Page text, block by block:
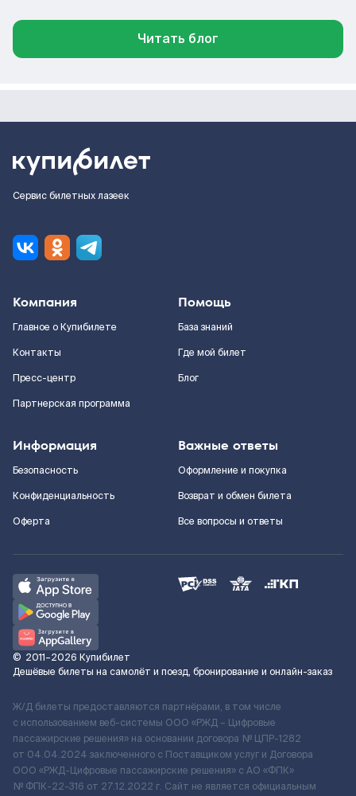
Читать блог
Сервис билетных лазеек
Компания
Главное о Купибилете
Контакты
Пресс-центр
Партнерская программа
Помощь
База знаний
Где мой билет
Блог
Информация
Безопасность
Конфиденциальность
Оферта
Важные ответы
Оформление и покупка
Возврат и обмен билета
Все вопросы и ответы
© 2011–2026 Купибилет
Дешёвые билеты на самолёт и поезд, бронирование и онлайн-заказ
Ж/Д билеты предоставляются партнёрами, в том числе
с использованием веб-системы ООО «РЖД – Цифровые
пассажирские решения» на основании договора № ЦПР-1282
от 04.04.2024 заключенного с Поставщиком услуг и Договора
ООО «РЖД-Цифровые пассажирские решения» c АО «ФПК»
№ ФПК-22-316 от 27.12.2022 г. Сайт не является официальным